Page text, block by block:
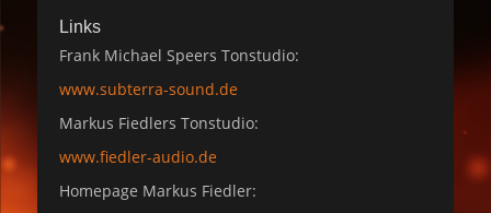
Links
Frank Michael Speers Tonstudio:
www.subterra-sound.de
Markus Fiedlers Tonstudio:
www.fiedler-audio.de
Homepage Markus Fiedler: